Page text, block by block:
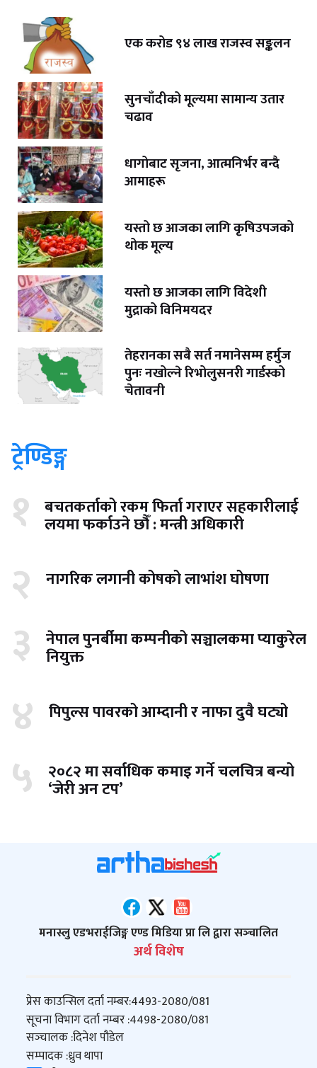
एक करोड ९४ लाख राजस्व सङ्कलन
सुनचाँदीको मूल्यमा सामान्य उतार
चढाव
धागोबाट सृजना, आत्मनिर्भर बन्दै
आमाहरू
यस्तो छ आजका लागि कृषिउपजको
थोक मूल्य
यस्तो छ आजका लागि विदेशी
मुद्राको विनिमयदर
तेहरानका सबै सर्त नमानेसम्म हर्मुज
पुनः नखोल्ने रिभोलुसनरी गार्डस्को
चेतावनी
ट्रेण्डिङ्ग
१ बचतकर्ताको रकम फिर्ता गराएर सहकारीलाई
लयमा फर्काउने छौँ : मन्त्री अधिकारी
२ नागरिक लगानी कोषको लाभांश घोषणा
३ नेपाल पुनर्बीमा कम्पनीको सञ्चालकमा प्याकुरेल
नियुक्त
४ पिपुल्स पावरको आम्दानी र नाफा दुवै घट्यो
५ २०८२ मा सर्वाधिक कमाइ गर्ने चलचित्र बन्यो
‘जेरी अन टप’
मनास्लु एडभराईजिङ्ग एण्ड मिडिया प्रा लि द्वारा सञ्‍चालित
अर्थ विशेष
प्रेस काउन्सिल दर्ता नम्बर:4493-2080/081
सूचना विभाग दर्ता नम्बर :4498-2080/081
सञ्‍चालक :दिनेश पौडेल
सम्पादक :ध्रुव थापा